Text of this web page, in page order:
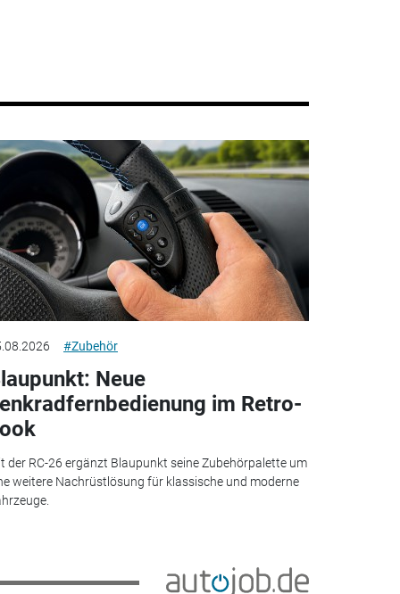
#Zubehör
Neue
im Retro-
der RC-26 ergänzt Blaupunkt seine Zubehörpalette um
weitere Nachrüstlösung für klassische und moderne